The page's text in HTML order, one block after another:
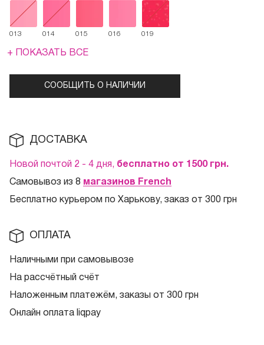
013 014 015 016 019
+ ПОКАЗАТЬ ВСЕ
СООБЩИТЬ О НАЛИЧИИ
ДОСТАВКА
Новой почтой 2 - 4 дня, бесплатно от 1500 грн.
Самовывоз из 8 магазинов French
Бесплатно курьером по Харькову, заказ от 300 грн
ОПЛАТА
Наличными при самовывозе
На рассчётный счёт
Наложенным платежём, заказы от 300 грн
Онлайн оплата liqpay